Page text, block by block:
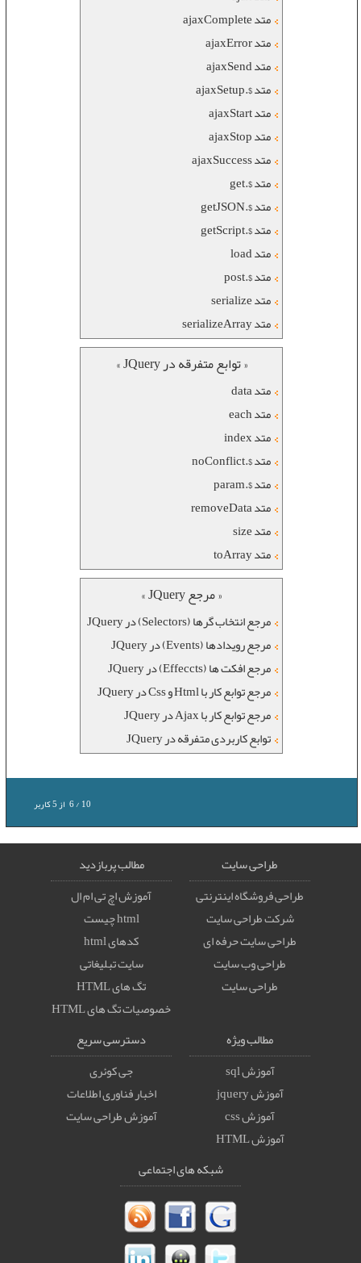
متد ajaxComplete
متد ajaxError
متد ajaxSend
متد $.ajaxSetup
متد ajaxStart
متد ajaxStop
متد ajaxSuccess
متد $.get
متد $.getJSON
متد $.getScript
متد load
متد $.post
متد serialize
متد serializeArray
« توابع متفرقه در JQuery »
متد data
متد each
متد index
متد $.noConflict
متد $.param
متد removeData
متد size
متد toArray
« مرجع JQuery »
مرجع انتخاب گرها (Selectors) در JQuery
مرجع رویدادها (Events) در JQuery
مرجع افکت ها (Effeccts) در JQuery
مرجع توابع کار با Html و Css در JQuery
مرجع توابع کار با Ajax در JQuery
توابع کاربردی متفرقه در JQuery
6/10 از5کاربر
طراحی سایت
طراحی فروشگاه اینترنتی
شرکت طراحی سایت
طراحی سایت حرفه ای
طراحی وب سایت
طراحی سایت
مطالب پربازدید
آموزش اچ تی ام ال
html چیست
کدهای html
سایت تبلیغاتی
تگ های HTML
خصوصيات تگ های HTML
مطالب ویژه
آموزش sql
آموزش jquery
آموزش css
آموزش HTML
دسترسی سریع
جی کوئری
اخبار فناوری اطلاعات
آموزش طراحی سایت
شبکه های اجتماعی